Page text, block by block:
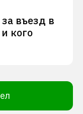
въезд в
кого